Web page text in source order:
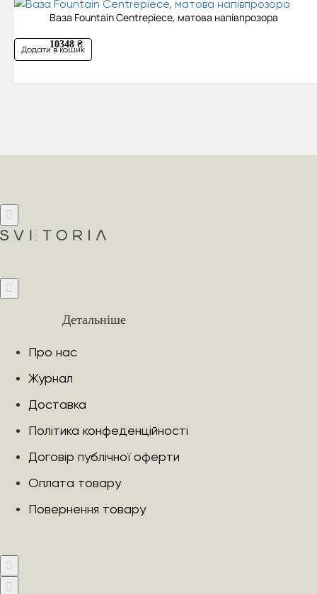
Ваза Fountain Centrepiece, матова напівпрозора
10348 ₴
Додати в кошик
Детальніше
Про нас
Журнал
Доставка
Політика конфеденційності
Договір публічної оферти
Оплата товару
Повернення товару